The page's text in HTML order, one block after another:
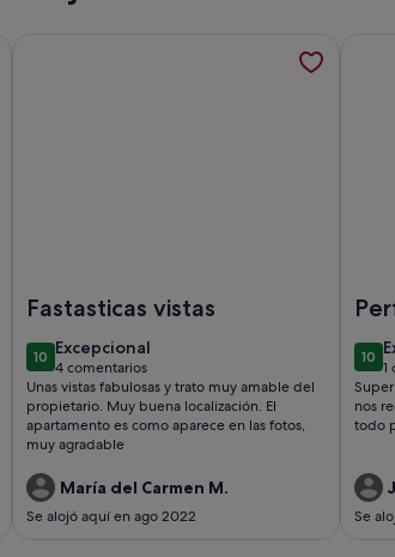
Fastasticas vistas
1010 de 10
Excepcional
excepcional
4 comentarios
(4 comentarios)
Unas vistas fabulosas y trato muy amable del
propietario. Muy buena localización. El
apartamento es como aparece en las fotos,
muy agradable
María del Carmen M.
Se alojó aquí en ago 2022
10101
nos
todo
Se